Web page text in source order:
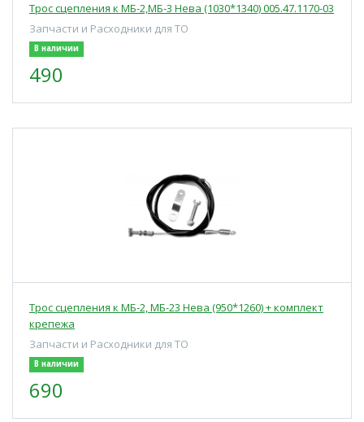
Трос сцепления к МБ-2,МБ-3 Нева (1030*1340) 005.47.1170-03
Запчасти и Расходники для ТО
В наличии
490
Трос сцепления к МБ-2, МБ-23 Нева (950*1260) + комплект
крепежа
Запчасти и Расходники для ТО
В наличии
690